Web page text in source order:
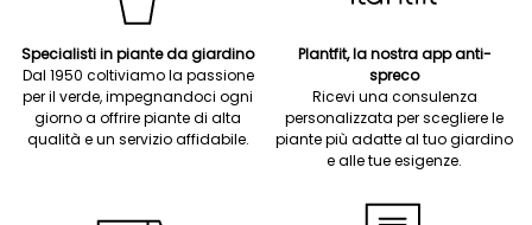
Specialisti in piante da giardino
Dal 1950 coltiviamo la passione
per il verde, impegnandoci ogni
giorno a offrire piante di alta
qualità e un servizio affidabile.
Plantfit, la nostra app anti-
spreco
Ricevi una consulenza
personalizzata per scegliere le
piante più adatte al tuo giardino
e alle tue esigenze.